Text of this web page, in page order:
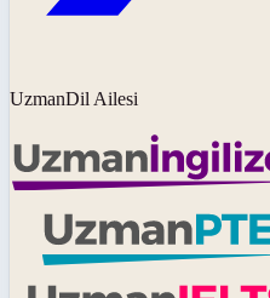
UzmanDil Ailesi